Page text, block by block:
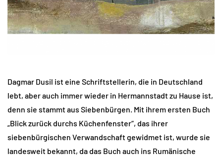
Dagmar Dusil ist eine Schriftstellerin, die in Deutschland
lebt, aber auch immer wieder in Hermannstadt zu Hause ist,
denn sie stammt aus Siebenbürgen. Mit ihrem ersten Buch
„Blick zurück durchs Küchenfenster“, das ihrer
siebenbürgischen Verwandschaft gewidmet ist, wurde sie
landesweit bekannt, da das Buch auch ins Rumänische